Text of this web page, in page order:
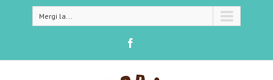
Mergi la...